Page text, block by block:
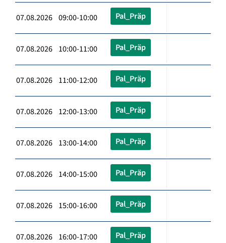
07.08.2026 09:00-10:00 Pal_Präp
07.08.2026 10:00-11:00 Pal_Präp
07.08.2026 11:00-12:00 Pal_Präp
07.08.2026 12:00-13:00 Pal_Präp
07.08.2026 13:00-14:00 Pal_Präp
07.08.2026 14:00-15:00 Pal_Präp
07.08.2026 15:00-16:00 Pal_Präp
07.08.2026 16:00-17:00 Pal_Präp